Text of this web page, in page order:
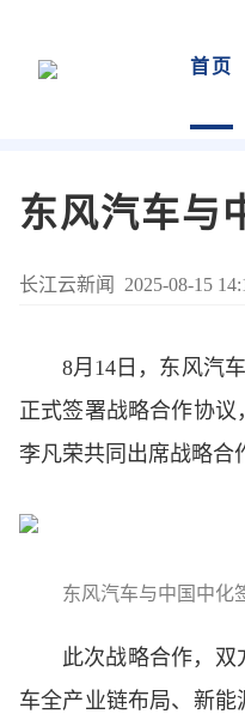
首页
东风汽车与
长江云新闻 2025-08-15
8月14日，东风汽
正式签署战略合作协
李凡荣共同出席战略合
东风汽车与中国中化
此次战略合作，双
车全产业链布局、新